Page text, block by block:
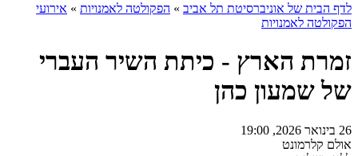
לדף הבית של אוניברסיטת תל אביב » הפקולטה לאמנויות » אירועי
הפקולטה לאמנויות
זמרת הארץ - כיתת השיר העברי
של שמעון כהן
26 בינואר 2026, 19:00
אולם קלרמונט